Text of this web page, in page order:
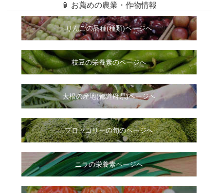
🏮 お薦めの農業・作物情報
りんごの品種(種類)ページへ
枝豆の栄養素のページへ
大根の産地(都道府県)ページへ
ブロッコリーの旬のページへ
ニラの栄養素ページへ